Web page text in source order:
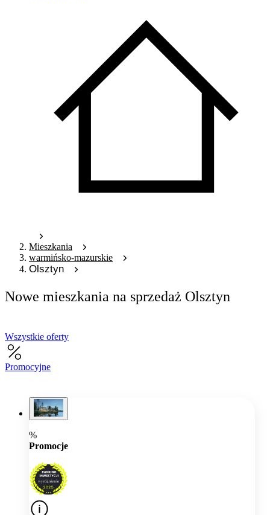
Mieszkania
warmińsko-mazurskie
Olsztyn
Nowe mieszkania na sprzedaż Olsztyn
Wszystkie oferty
Promocyjne
%
Promocje